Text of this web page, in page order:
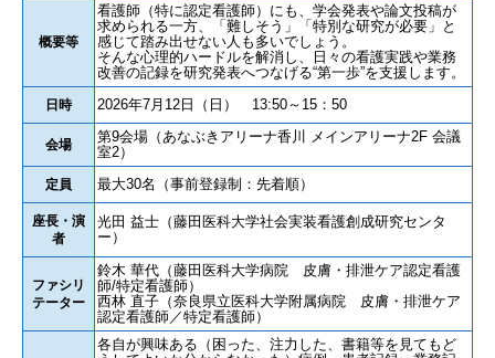
概要等
看護師（特に認定看護師）にも、学会発表や論文投稿が
求められる一方、「難しそう」「特別な研究が必要」と
感じて踏み出せない人も多いでしょう。
そんな心理的ハードルを解消し、日々の看護実践や業務
改善の記録を研究発表へつなげる“第一歩”を支援します。
日時 2026年7月12日（日） 13:50～15：50
会場
第9会場（あなぶきアリーナ香川 メインアリーナ2F 会議
室2）
定員 最大30名（事前登録制：先着順）
座長・演
者
光田 益士（藤田医科大学社会実装看護創成研究センタ
ー）
ファシリ
テーター
鈴木 華代（藤田医科大学病院 皮膚・排泄ケア認定看護
師/特定看護師）
西林 直子（奈良県立医科大学附属病院 皮膚・排泄ケア
認定看護師／特定看護師）
各自が興味ある（困った、注力した、書籍等を見てもど